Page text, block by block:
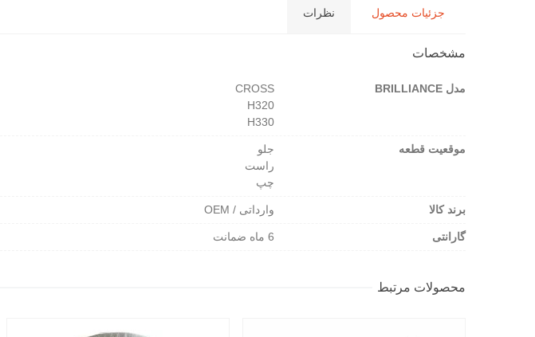
جزئیات محصول نظرات
مشخصات
مدل BRILLIANCE
CROSS
H320
H330
موقعیت قطعه
جلو
راست
چپ
برند کالا وارداتی / OEM
گارانتی 6 ماه ضمانت
محصولات مرتبط